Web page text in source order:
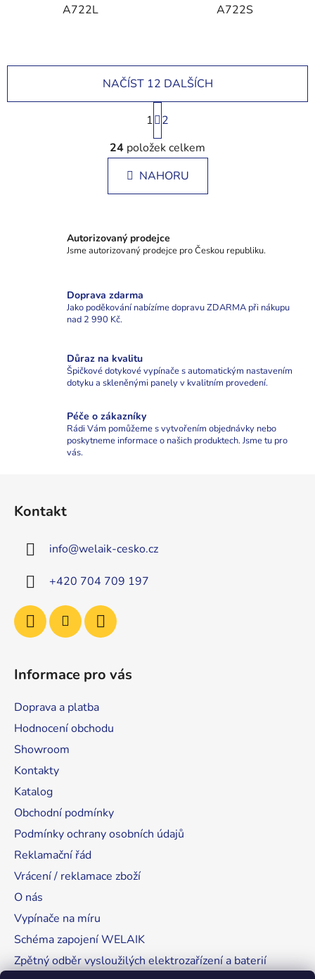
A722L
A722S
O
v
l
á
d
í
k
p
i
NAČÍST 12 DALŠÍCH
S
t
r
á
n
k
í
1
2
24 položek celkem
NAHORU
Autorizovaný prodejce
Jsme autorizovaný prodejce pro Českou republiku.
Doprava zdarma
Jako poděkování nabízíme dopravu ZDARMA při nákupu
nad 2 990 Kč.
Důraz na kvalitu
Špičkové dotykové vypínače s automatickým nastavením
dotyku a skleněnými panely v kvalitním provedení.
Péče o zákazníky
Rádi Vám pomůžeme s vytvořením objednávky nebo
poskytneme informace o našich produktech. Jsme tu pro
vás.
Kontakt
info@welaik-cesko.cz
+420 704 709 197
Informace pro vás
Doprava a platba
Hodnocení obchodu
Showroom
Kontakty
Katalog
Obchodní podmínky
Podmínky ochrany osobních údajů
Reklamační řád
Vrácení / reklamace zboží
O nás
Vypínače na míru
Schéma zapojení WELAIK
Zpětný odběr vysloužilých elektrozařízení a baterií